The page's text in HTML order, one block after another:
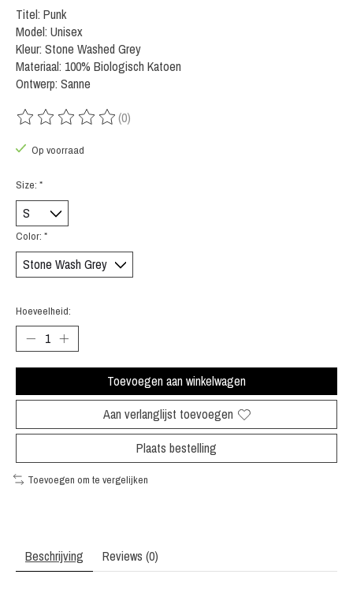
Titel: Punk
Model: Unisex
Kleur: Stone Washed Grey
Materiaal: 100% Biologisch Katoen
Ontwerp: Sanne
De beoordeling van dit product is
(0)
Op voorraad
Size: *
Color: *
Hoeveelheid:
Toevoegen aan winkelwagen
Aan verlanglijst toevoegen
Plaats bestelling
Toevoegen om te vergelijken
Beschrijving Reviews (0)